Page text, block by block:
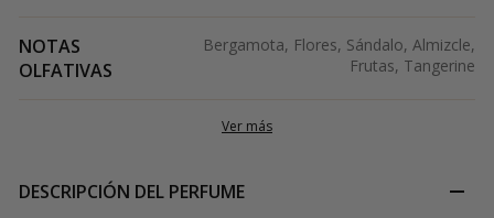
NOTAS
OLFATIVAS
Bergamota, Flores, Sándalo, Almizcle,
Frutas, Tangerine
Ver más
DESCRIPCIÓN DEL PERFUME